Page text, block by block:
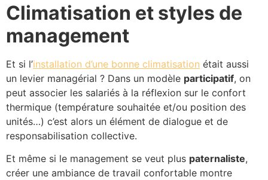
Climatisation et styles de
management
Et si l’installation d’une bonne climatisation était aussi
un levier managérial ? Dans un modèle participatif, on
peut associer les salariés à la réflexion sur le confort
thermique (température souhaitée et/ou position des
unités…) c’est alors un élément de dialogue et de
responsabilisation collective.
Et même si le management se veut plus paternaliste,
créer une ambiance de travail confortable montre